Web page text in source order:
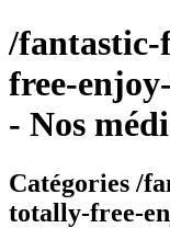
/
free-
- Nos
Catégories /
totally-free-